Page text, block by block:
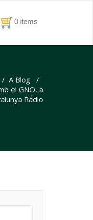
0 items
/ A Blog /
el GNO, a
Ràdio